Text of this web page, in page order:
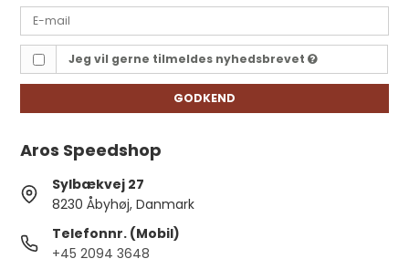
Jeg vil gerne tilmeldes nyhedsbrevet
GODKEND
Aros Speedshop
Sylbækvej 27
8230 Åbyhøj, Danmark
Telefonnr. (Mobil)
+45 2094 3648